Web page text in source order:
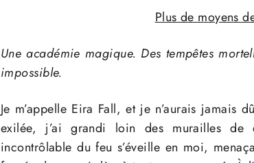
Plus de moyens
Une académie magique. Des tempêtes
impossible.
Je m’appelle Eira Fall, et je n’aurais jamais
exilée, j’ai grandi loin des murailles
incontrôlable du feu s’éveille en moi,